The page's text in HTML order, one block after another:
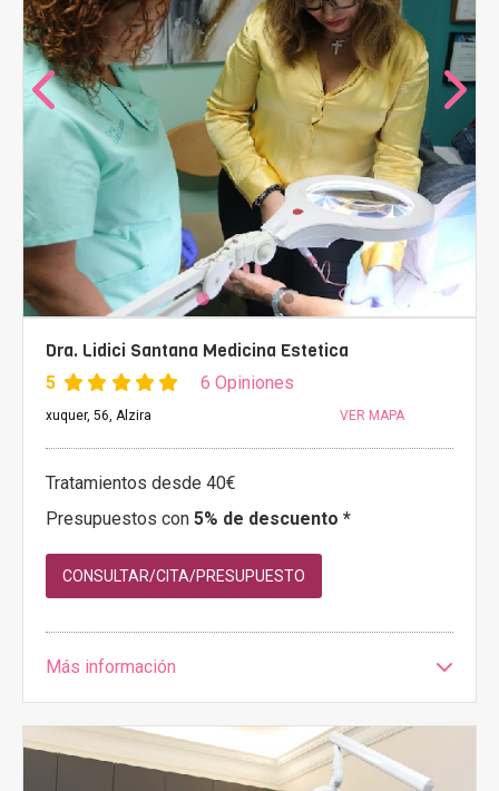
Dra. Lidici Santana Medicina Estetica
5 6 Opiniones
xuquer, 56, Alzira VER MAPA
Tratamientos desde 40€
Presupuestos con 5% de descuento *
CONSULTAR/CITA/PRESUPUESTO
Más información